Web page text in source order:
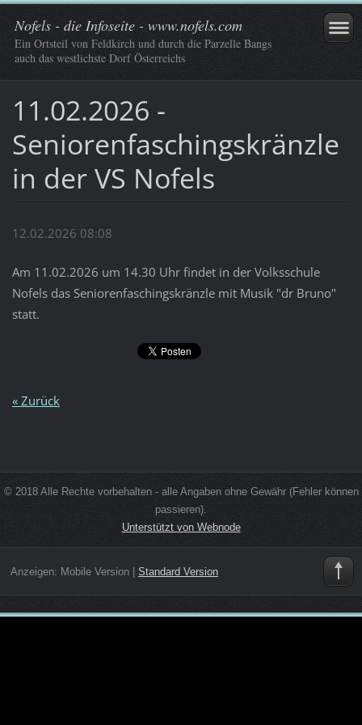
Nofels - die Infoseite - www.nofels.com
Ein Ortsteil von Feldkirch und durch die Parzelle Bangs
auch das westlichste Dorf Österreichs
11.02.2026 -
Seniorenfaschingskränzle
in der VS Nofels
12.02.2026 08:08
Am 11.02.2026 um 14.30 Uhr findet in der Volksschule
Nofels das Seniorenfaschingskränzle mit Musik "dr Bruno"
statt.
« Zurück
© 2018 Alle Rechte vorbehalten - alle Angaben ohne Gewähr (Fehler können
passieren).
Unterstützt von Webnode
Anzeigen: Mobile Version| Standard Version